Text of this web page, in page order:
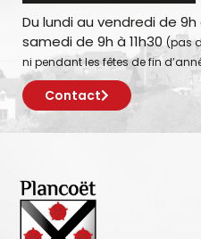
Du lundi au vendredi de 9h
samedi de 9h à 11h30 (pas
ni pendant les fêtes de fin
Contact